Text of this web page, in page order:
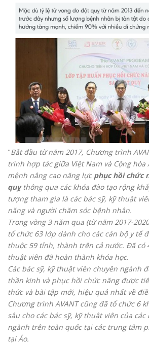
"Bắt đầu từ năm 2017, Chương trình
trình hợp tác giữa Việt Nam và Cộng hòa
mệnh nâng cao năng lực phục hồi chức
quỵthông qua các khóa đào tạo rộng
tượng tham gia là các bác sỹ, kỹ thuật
năng và người chăm sóc bệnh nhân.
Trong vòng 3 năm qua (từ năm 2017-
tổ chức 63 lớp dành cho các cán bộ y tế
thuộc 59 tỉnh, thành trên cả nước. Đã có
thuật viên đã hoàn thành khóa học.
Các bác sỹ, kỹ thuật viên chuyên ngành
thần kinh và phục hồi chức năng được
thức và bài tập mới, hiệu quả nhất về
Chương trình AVANT cũng đã tổ chức 6
sâu cho các bác sỹ, kỹ thuật viên của
ngành trên toàn quốc tại các trung tâm
tại Áo.